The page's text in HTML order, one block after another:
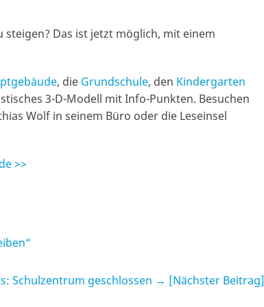
steigen? Das ist jetzt möglich, mit einem
, die Grundschule, den Kindergarten
3-D-Modell mit Info-Punkten. Besuchen
Wolf in seinem Büro oder die Leseinsel
>>
Schulzentrum geschlossen → [Nächster Beitrag]